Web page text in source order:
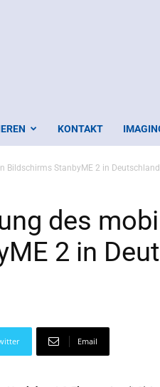
KONTAKT
Bildschirms StanbyME 2 in
des
2 in
Email